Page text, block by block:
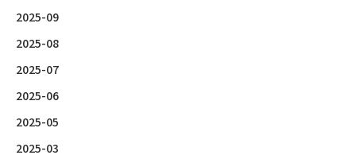
2025-09
2025-08
2025-07
2025-06
2025-05
2025-03